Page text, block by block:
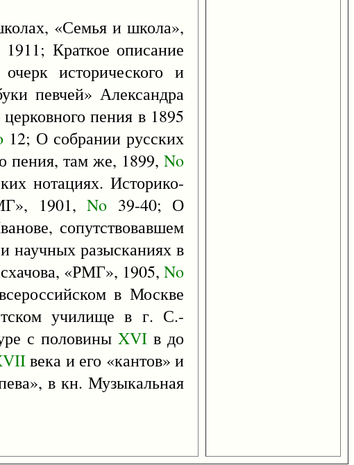
«Семья и школа»,
Краткое описание
исторического и
певчей» Александра
пения в 1895
12; О собрании русских
пения, там же, 1899, No
нотациях. Историко-
1901,No 39-40; О
сопутствовавшем
научных разысканиях в
«РМГ», 1905,No
в Москве
училище в г. С.-
с половины XVIв до
века и его «кантов» и
в кн. Музыкальная